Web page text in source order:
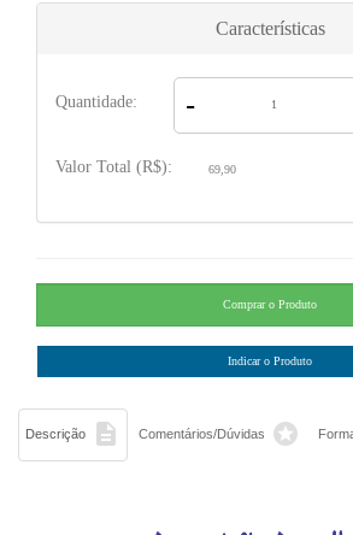
Características
Quantidade: -
Valor Total (R$): 69,90
Descrição  Comentários/Dúvidas 